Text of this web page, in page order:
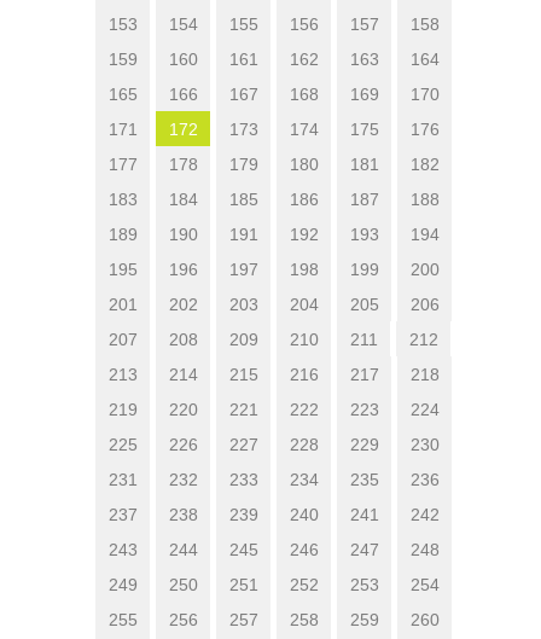
153
154 155 156 157
158
159
160 161 162 163
164
165
166 167 168 169
170
171
172 173 174 175
176
177
178 179 180 181
182
183
184 185 186 187
188
189
190 191 192 193
194
195
196 197 198 199
200
201
202 203 204 205
206
207
208 209 210 211
212
213
214 215 216 217
218
219
220 221 222 223
224
225
226 227 228 229
230
231
232 233 234 235
236
237
238 239 240 241
242
243
244 245 246 247
248
249
250 251 252 253
254
255
256 257 258 259
260